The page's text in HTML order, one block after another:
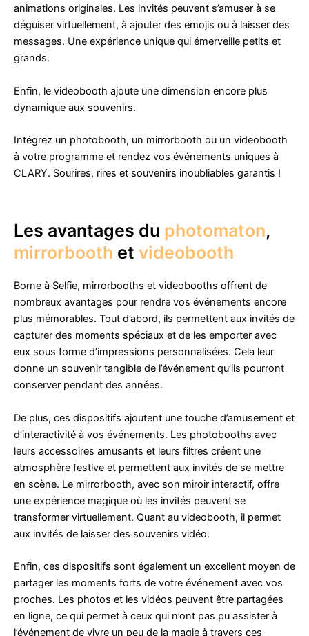
animations originales. Les invités peuvent s’amuser à se
déguiser virtuellement, à ajouter des emojis ou à laisser des
messages. Une expérience unique qui émerveille petits et
grands.
Enfin, le videobooth ajoute une dimension encore plus
dynamique aux souvenirs.
Intégrez un photobooth, un mirrorbooth ou un videobooth
à votre programme et rendez vos événements uniques à
CLARY. Sourires, rires et souvenirs inoubliables garantis !
Les avantages du photomaton,
mirrorbooth et videobooth
Borne à Selfie, mirrorbooths et videobooths offrent de
nombreux avantages pour rendre vos événements encore
plus mémorables. Tout d’abord, ils permettent aux invités de
capturer des moments spéciaux et de les emporter avec
eux sous forme d’impressions personnalisées. Cela leur
donne un souvenir tangible de l’événement qu’ils pourront
conserver pendant des années.
De plus, ces dispositifs ajoutent une touche d’amusement et
d’interactivité à vos événements. Les photobooths avec
leurs accessoires amusants et leurs filtres créent une
atmosphère festive et permettent aux invités de se mettre
en scène. Le mirrorbooth, avec son miroir interactif, offre
une expérience magique où les invités peuvent se
transformer virtuellement. Quant au videobooth, il permet
aux invités de laisser des souvenirs vidéo.
Enfin, ces dispositifs sont également un excellent moyen de
partager les moments forts de votre événement avec vos
proches. Les photos et les vidéos peuvent être partagées
en ligne, ce qui permet à ceux qui n’ont pas pu assister à
l’événement de vivre un peu de la magie à travers ces